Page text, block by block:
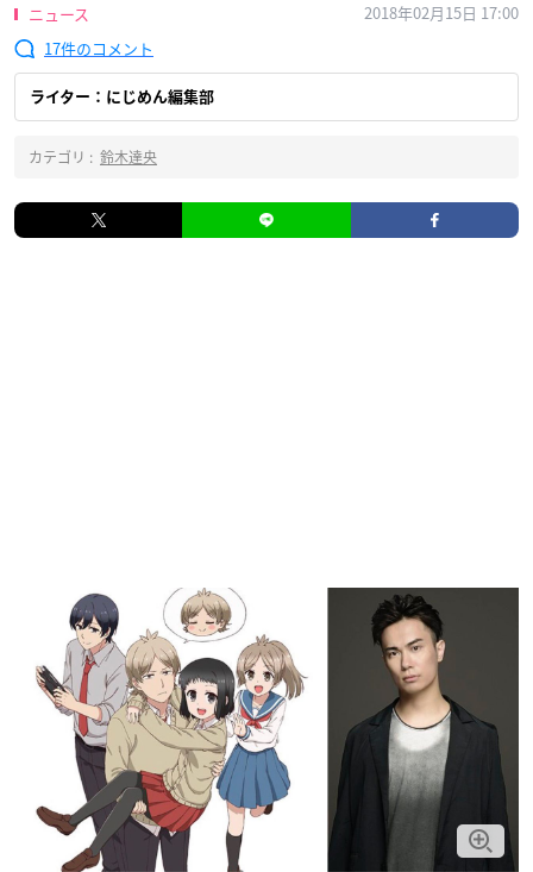
ニュース
2018年02月15日 17:00
17
ライター：にじめん編集部
カテゴリ : 鈴木達央